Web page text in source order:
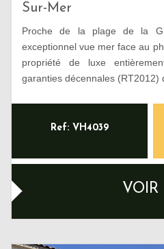
Sur-Mer
Proche de la plage de la
exceptionnel vue mer face au
propriété de luxe
garanties décennales (RT2012)
Ref: VH4039
VOIR